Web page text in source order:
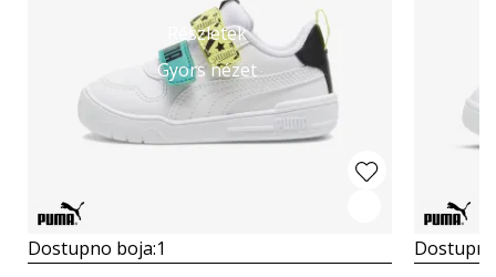
Részletek
Gyors nézet
Dostupno boja:1